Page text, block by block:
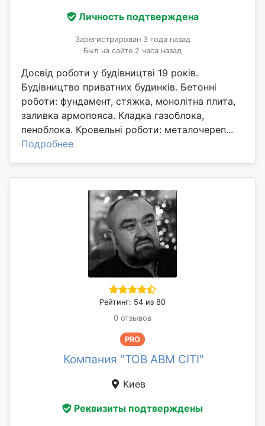
Личность подтверждена
Зарегистрирован 3 года назад
Был на сайте 2 часа назад
Досвід роботи у будівництві 19 років.
Будівництво приватних будинків. Бетонні
роботи: фундамент, стяжка, монолітна плита,
заливка армопояса. Кладка газоблока,
пеноблока. Кровельні роботи: металочереп...
Подробнее
Рейтинг: 54 из 80
0 отзывов
PRO
Компания "ТОВ АВМ СІТІ"
Киев
Реквизиты подтверждены